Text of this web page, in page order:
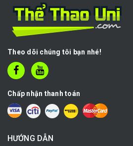
Theo dõi chúng tôi bạn nhé!
Chấp nhận thanh toán
HƯỚNG DẪN